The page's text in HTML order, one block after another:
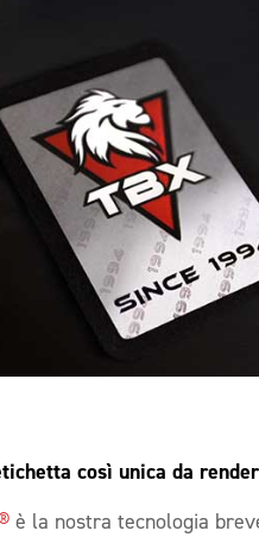
così unica da
è la nostra tecnologia